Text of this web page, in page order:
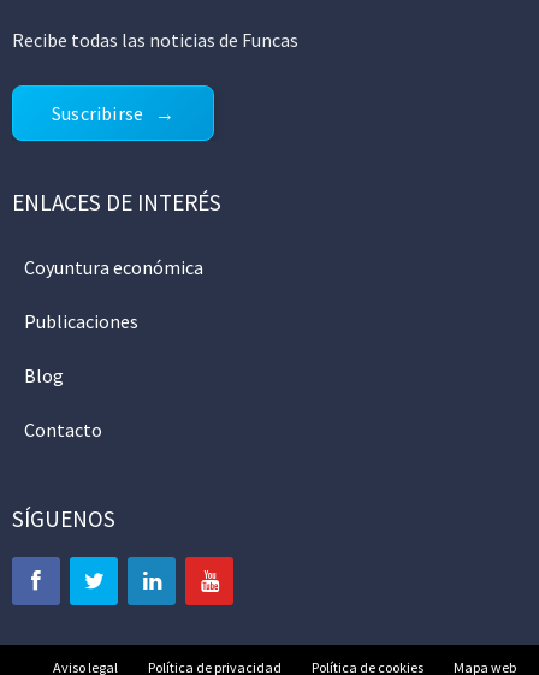
Recibe todas las noticias de Funcas
Suscribirse
ENLACES DE INTERÉS
Coyuntura económica
Publicaciones
Blog
Contacto
SÍGUENOS
Aviso legal Política de privacidad Política de cookies Mapa web